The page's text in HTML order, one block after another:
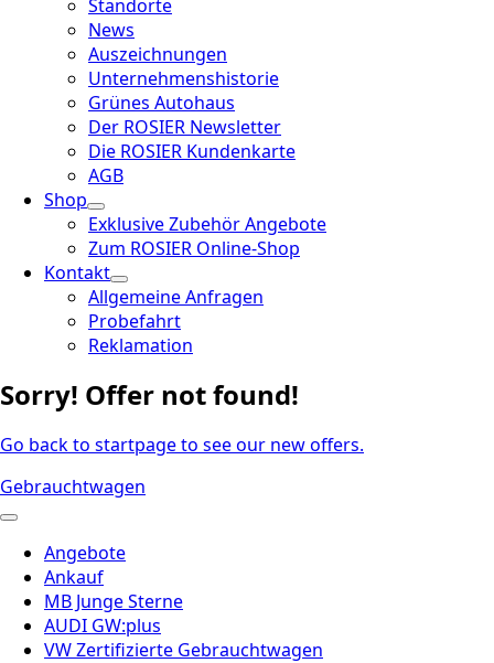
Standorte
News
Auszeichnungen
Unternehmenshistorie
Grünes Autohaus
Der ROSIER Newsletter
Die ROSIER Kundenkarte
AGB
Shop
Exklusive Zubehör Angebote
Zum ROSIER Online-Shop
Kontakt
Allgemeine Anfragen
Probefahrt
Reklamation
Sorry! Offer not found!
Go back to startpage to see our new offers.
Gebrauchtwagen
Angebote
Ankauf
MB Junge Sterne
AUDI GW:plus
VW Zertifizierte Gebrauchtwagen